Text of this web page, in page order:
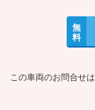
無
料
この車両のお問合せ